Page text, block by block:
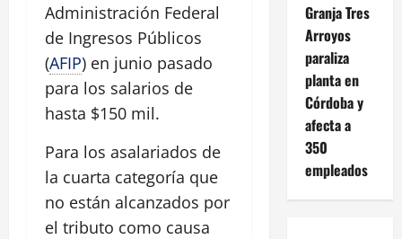
Administración Federal
de Ingresos Públicos
(AFIP) en junio pasado
para los salarios de
hasta $150 mil.
Para los asalariados de
la cuarta categoría que
no están alcanzados por
el tributo como causa
Granja Tres
Arroyos
paraliza
planta en
Córdoba y
afecta a
350
empleados